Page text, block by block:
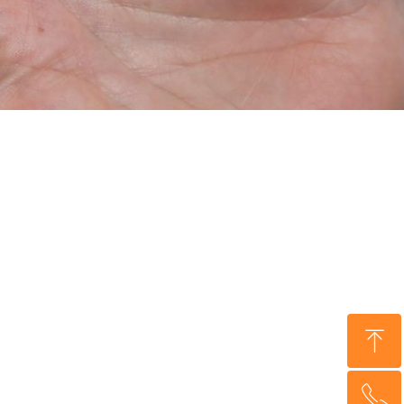
ꁸ
回到顶部
ꂅ